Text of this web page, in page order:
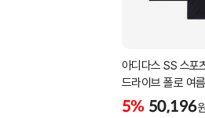
아디다스 SS 스포
드라이브 폴로 여
티셔츠 IA5447
5% 50,196